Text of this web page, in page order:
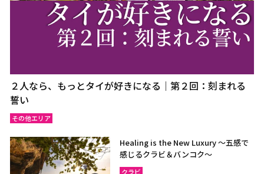
２人なら、もっとタイが好きになる｜第２回：刻まれる
誓い
その他エリア
Healing is the New Luxury ～五感で
感じるクラビ＆バンコク～
クラビ